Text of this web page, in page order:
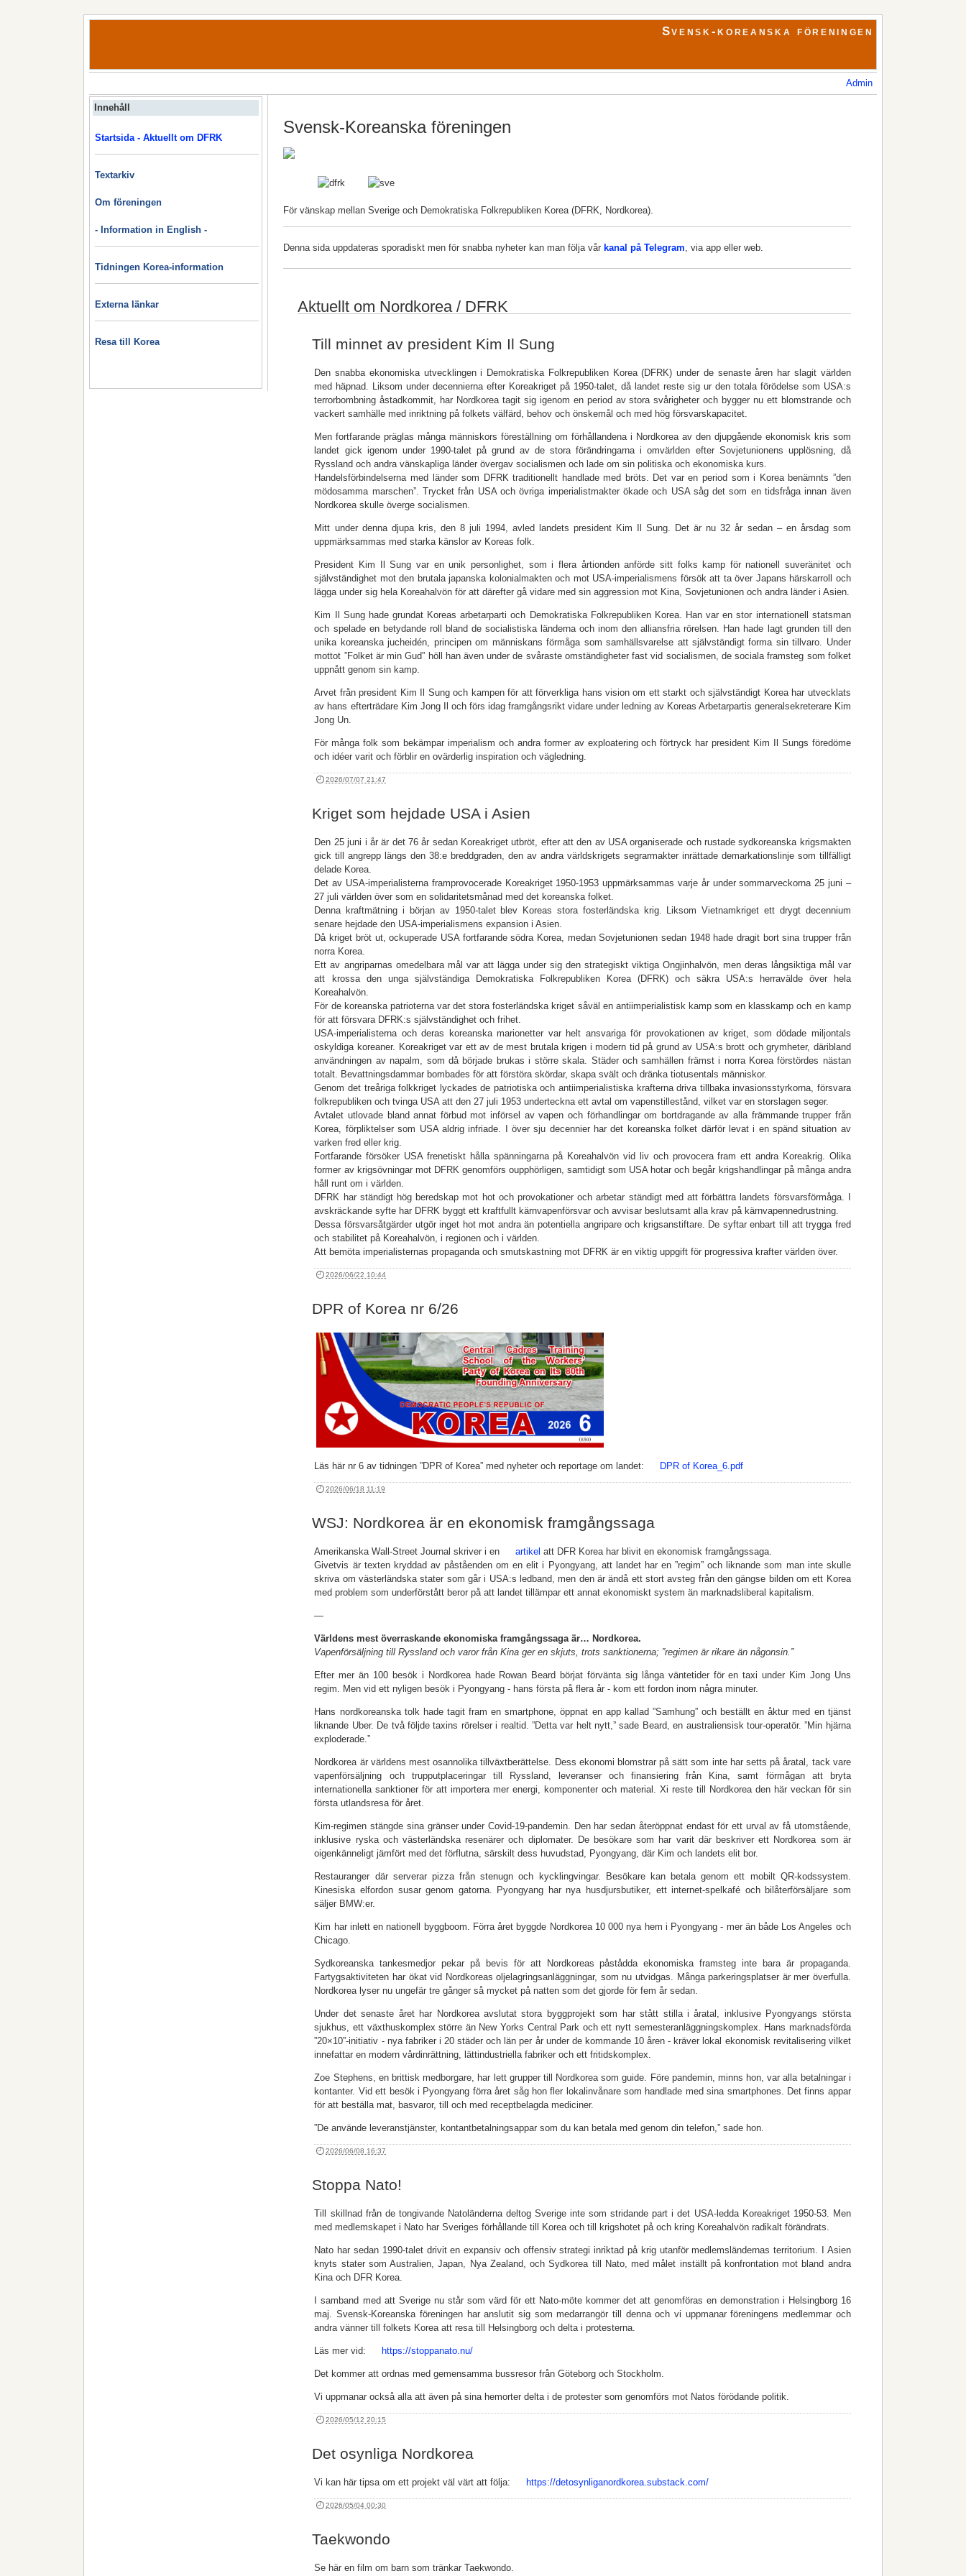
Svensk-koreanska föreningen
Admin
Innehåll
Startsida - Aktuellt om DFRK
Textarkiv
Om föreningen
- Information in English -
Tidningen Korea-information
Externa länkar
Resa till Korea
Svensk-Koreanska föreningen
För vänskap mellan Sverige och Demokratiska Folkrepubliken Korea (DFRK, Nordkorea).
Denna sida uppdateras sporadiskt men för snabba nyheter kan man följa vårkanal på Telegram , via app eller web.
Aktuellt om Nordkorea / DFRK
Till minnet av president Kim Il Sung
Den snabba ekonomiska utvecklingen i Demokratiska Folkrepubliken Korea (DFRK) under de senaste åren har slagit världen
med häpnad. Liksom under decennierna efter Koreakriget på 1950-talet, då landet reste sig ur den totala förödelse som USA:s
terrorbombning åstadkommit, har Nordkorea tagit sig igenom en period av stora svårigheter och bygger nu ett blomstrande och
vackert samhälle med inriktning på folkets välfärd, behov och önskemål och med hög försvarskapacitet.
Men fortfarande präglas många människors föreställning om förhållandena i Nordkorea av den djupgående ekonomisk kris som
landet gick igenom under 1990-talet på grund av de stora förändringarna i omvärlden efter Sovjetunionens upplösning, då
Ryssland och andra vänskapliga länder övergav socialismen och lade om sin politiska och ekonomiska kurs.
Handelsförbindelserna med länder som DFRK traditionellt handlade med bröts. Det var en period som i Korea benämnts ”den
mödosamma marschen”. Trycket från USA och övriga imperialistmakter ökade och USA såg det som en tidsfråga innan även
Nordkorea skulle överge socialismen.
Mitt under denna djupa kris, den 8 juli 1994, avled landets president Kim Il Sung. Det är nu 32 år sedan – en årsdag som
uppmärksammas med starka känslor av Koreas folk.
President Kim Il Sung var en unik personlighet, som i flera årtionden anförde sitt folks kamp för nationell suveränitet och
självständighet mot den brutala japanska kolonialmakten och mot USA-imperialismens försök att ta över Japans härskarroll och
lägga under sig hela Koreahalvön för att därefter gå vidare med sin aggression mot Kina, Sovjetunionen och andra länder i Asien.
Kim Il Sung hade grundat Koreas arbetarparti och Demokratiska Folkrepubliken Korea. Han var en stor internationell statsman
och spelade en betydande roll bland de socialistiska länderna och inom den alliansfria rörelsen. Han hade lagt grunden till den
unika koreanska jucheidén, principen om människans förmåga som samhällsvarelse att självständigt forma sin tillvaro. Under
mottot ”Folket är min Gud” höll han även under de svåraste omständigheter fast vid socialismen, de sociala framsteg som folket
uppnått genom sin kamp.
Arvet från president Kim Il Sung och kampen för att förverkliga hans vision om ett starkt och självständigt Korea har utvecklats
av hans efterträdare Kim Jong Il och förs idag framgångsrikt vidare under ledning av Koreas Arbetarpartis generalsekreterare Kim
Jong Un.
För många folk som bekämpar imperialism och andra former av exploatering och förtryck har president Kim Il Sungs föredöme
och idéer varit och förblir en ovärderlig inspiration och vägledning.
2026/07/07 21:47
Kriget som hejdade USA i Asien
Den 25 juni i år är det 76 år sedan Koreakriget utbröt, efter att den av USA organiserade och rustade sydkoreanska krigsmakten
gick till angrepp längs den 38:e breddgraden, den av andra världskrigets segrarmakter inrättade demarkationslinje som tillfälligt
delade Korea.
Det av USA-imperialisterna framprovocerade Koreakriget 1950-1953 uppmärksammas varje år under sommarveckorna 25 juni –
27 juli världen över som en solidaritetsmånad med det koreanska folket.
Denna kraftmätning i början av 1950-talet blev Koreas stora fosterländska krig. Liksom Vietnamkriget ett drygt decennium
senare hejdade den USA-imperialismens expansion i Asien.
Då kriget bröt ut, ockuperade USA fortfarande södra Korea, medan Sovjetunionen sedan 1948 hade dragit bort sina trupper från
norra Korea.
Ett av angriparnas omedelbara mål var att lägga under sig den strategiskt viktiga Ongjinhalvön, men deras långsiktiga mål var
att krossa den unga självständiga Demokratiska Folkrepubliken Korea (DFRK) och säkra USA:s herravälde över hela
Koreahalvön.
För de koreanska patrioterna var det stora fosterländska kriget såväl en antiimperialistisk kamp som en klasskamp och en kamp
för att försvara DFRK:s självständighet och frihet.
USA-imperialisterna och deras koreanska marionetter var helt ansvariga för provokationen av kriget, som dödade miljontals
oskyldiga koreaner. Koreakriget var ett av de mest brutala krigen i modern tid på grund av USA:s brott och grymheter, däribland
användningen av napalm, som då började brukas i större skala. Städer och samhällen främst i norra Korea förstördes nästan
totalt. Bevattningsdammar bombades för att förstöra skördar, skapa svält och dränka tiotusentals människor.
Genom det treåriga folkkriget lyckades de patriotiska och antiimperialistiska krafterna driva tillbaka invasionsstyrkorna, försvara
folkrepubliken och tvinga USA att den 27 juli 1953 underteckna ett avtal om vapenstillestånd, vilket var en storslagen seger.
Avtalet utlovade bland annat förbud mot införsel av vapen och förhandlingar om bortdragande av alla främmande trupper från
Korea, förpliktelser som USA aldrig infriade. I över sju decennier har det koreanska folket därför levat i en spänd situation av
varken fred eller krig.
Fortfarande försöker USA frenetiskt hålla spänningarna på Koreahalvön vid liv och provocera fram ett andra Koreakrig. Olika
former av krigsövningar mot DFRK genomförs oupphörligen, samtidigt som USA hotar och begår krigshandlingar på många andra
håll runt om i världen.
DFRK har ständigt hög beredskap mot hot och provokationer och arbetar ständigt med att förbättra landets försvarsförmåga. I
avskräckande syfte har DFRK byggt ett kraftfullt kärnvapenförsvar och avvisar beslutsamt alla krav på kärnvapennedrustning.
Dessa försvarsåtgärder utgör inget hot mot andra än potentiella angripare och krigsanstiftare. De syftar enbart till att trygga fred
och stabilitet på Koreahalvön, i regionen och i världen.
Att bemöta imperialisternas propaganda och smutskastning mot DFRK är en viktig uppgift för progressiva krafter världen över.
2026/06/22 10:44
DPR of Korea nr 6/26
Läs här nr 6 av tidningen ”DPR of Korea” med nyheter och reportage om landet: DPR of Korea_6.pdf
2026/06/18 11:19
WSJ: Nordkorea är en ekonomisk framgångssaga
Amerikanska Wall-Street Journal skriver i en artikel att DFR Korea har blivit en ekonomisk framgångssaga.
Givetvis är texten kryddad av påståenden om en elit i Pyongyang, att landet har en ”regim” och liknande som man inte skulle
skriva om västerländska stater som går i USA:s ledband, men den är ändå ett stort avsteg från den gängse bilden om ett Korea
med problem som underförstått beror på att landet tillämpar ett annat ekonomiskt system än marknadsliberal kapitalism.
—
Världens mest överraskande ekonomiska framgångssaga är… Nordkorea.
Vapenförsäljning till Ryssland och varor från Kina ger en skjuts, trots sanktionerna; ”regimen är rikare än någonsin.”
Efter mer än 100 besök i Nordkorea hade Rowan Beard börjat förvänta sig långa väntetider för en taxi under Kim Jong Uns
regim. Men vid ett nyligen besök i Pyongyang - hans första på flera år - kom ett fordon inom några minuter.
Hans nordkoreanska tolk hade tagit fram en smartphone, öppnat en app kallad ”Samhung” och beställt en åktur med en tjänst
liknande Uber. De två följde taxins rörelser i realtid. ”Detta var helt nytt,” sade Beard, en australiensisk tour-operatör. ”Min hjärna
exploderade.”
Nordkorea är världens mest osannolika tillväxtberättelse. Dess ekonomi blomstrar på sätt som inte har setts på åratal, tack vare
vapenförsäljning och trupputplaceringar till Ryssland, leveranser och finansiering från Kina, samt förmågan att bryta
internationella sanktioner för att importera mer energi, komponenter och material. Xi reste till Nordkorea den här veckan för sin
första utlandsresa för året.
Kim-regimen stängde sina gränser under Covid-19-pandemin. Den har sedan återöppnat endast för ett urval av få utomstående,
inklusive ryska och västerländska resenärer och diplomater. De besökare som har varit där beskriver ett Nordkorea som är
oigenkänneligt jämfört med det förflutna, särskilt dess huvudstad, Pyongyang, där Kim och landets elit bor.
Restauranger där serverar pizza från stenugn och kycklingvingar. Besökare kan betala genom ett mobilt QR-kodssystem.
Kinesiska elfordon susar genom gatorna. Pyongyang har nya husdjursbutiker, ett internet-spelkafé och bilåterförsäljare som
säljer BMW:er.
Kim har inlett en nationell byggboom. Förra året byggde Nordkorea 10 000 nya hem i Pyongyang - mer än både Los Angeles och
Chicago.
Sydkoreanska tankesmedjor pekar på bevis för att Nordkoreas påstådda ekonomiska framsteg inte bara är propaganda.
Fartygsaktiviteten har ökat vid Nordkoreas oljelagringsanläggningar, som nu utvidgas. Många parkeringsplatser är mer överfulla.
Nordkorea lyser nu ungefär tre gånger så mycket på natten som det gjorde för fem år sedan.
Under det senaste året har Nordkorea avslutat stora byggprojekt som har stått stilla i åratal, inklusive Pyongyangs största
sjukhus, ett växthuskomplex större än New Yorks Central Park och ett nytt semesteranläggningskomplex. Hans marknadsförda
”20×10”-initiativ - nya fabriker i 20 städer och län per år under de kommande 10 åren - kräver lokal ekonomisk revitalisering vilket
innefattar en modern vårdinrättning, lättindustriella fabriker och ett fritidskomplex.
Zoe Stephens, en brittisk medborgare, har lett grupper till Nordkorea som guide. Före pandemin, minns hon, var alla betalningar i
kontanter. Vid ett besök i Pyongyang förra året såg hon fler lokalinvånare som handlade med sina smartphones. Det finns appar
för att beställa mat, basvaror, till och med receptbelagda mediciner.
”De använde leveranstjänster, kontantbetalningsappar som du kan betala med genom din telefon,” sade hon.
2026/06/08 16:37
Stoppa Nato!
Till skillnad från de tongivande Natoländerna deltog Sverige inte som stridande part i det USA-ledda Koreakriget 1950-53. Men
med medlemskapet i Nato har Sveriges förhållande till Korea och till krigshotet på och kring Koreahalvön radikalt förändrats.
Nato har sedan 1990-talet drivit en expansiv och offensiv strategi inriktad på krig utanför medlemsländernas territorium. I Asien
knyts stater som Australien, Japan, Nya Zealand, och Sydkorea till Nato, med målet inställt på konfrontation mot bland andra
Kina och DFR Korea.
I samband med att Sverige nu står som värd för ett Nato-möte kommer det att genomföras en demonstration i Helsingborg 16
maj. Svensk-Koreanska föreningen har anslutit sig som medarrangör till denna och vi uppmanar föreningens medlemmar och
andra vänner till folkets Korea att resa till Helsingborg och delta i protesterna.
Läs mer vid: https://stoppanato.nu/
Det kommer att ordnas med gemensamma bussresor från Göteborg och Stockholm.
Vi uppmanar också alla att även på sina hemorter delta i de protester som genomförs mot Natos förödande politik.
2026/05/12 20:15
Det osynliga Nordkorea
Vi kan här tipsa om ett projekt väl värt att följa: https://detosynliganordkorea.substack.com/
2026/05/04 00:30
Taekwondo
Se här en film om barn som tränkar Taekwondo.